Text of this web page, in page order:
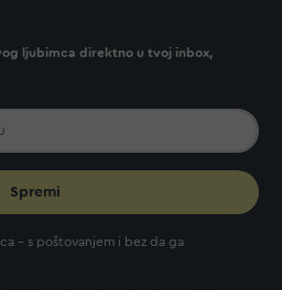
ljubimca direktno u tvoj inbox,
Spremi
- s poštovanjem i bez da ga